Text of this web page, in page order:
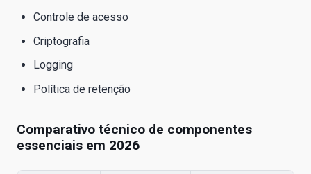
Controle de acesso
Criptografia
Logging
Política de retenção
Comparativo técnico de componentes
essenciais em 2026